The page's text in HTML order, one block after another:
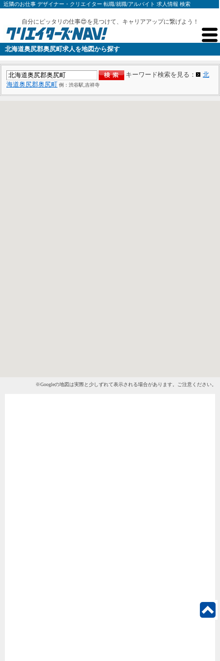
近隣のお仕事 デザイナー・クリエイター 転職/就職/アルバイト 求人情報 検索
自分にピッタリの仕事😍を見つけて、キャリアアップに繋げよう！
北海道奥尻郡奥尻町求人を地図から探す
キーワード検索を見る：
北
海道奥尻郡奥尻町 例：渋谷駅,吉祥寺
※Googleの地図は実際と少しずれて表示される場合があります。ご注意ください。